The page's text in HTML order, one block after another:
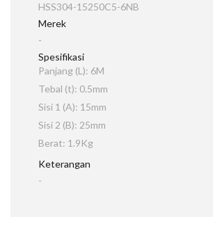
HSS304-15250C5-6NB
Merek
-
Spesifikasi
Panjang (L): 6M
Tebal (t): 0.5mm
Sisi 1 (A): 15mm
Sisi 2 (B): 25mm
Berat: 1.9Kg
Keterangan
-